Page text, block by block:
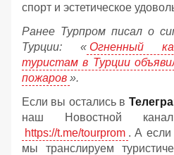
спорт и эстетическое
Ранее Турпром писал о
Турции: « Огненный
туристам в Турции
пожаров ».
Если вы остались в
наш Новостной
https://t.me/tourprom . А
мы транслируем